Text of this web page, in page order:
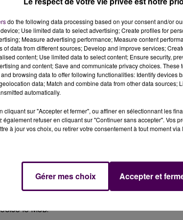
Mans Sarthe Basket. Âgé de 27 ans, cet
français lors de la saison 2016-2017.
les hommes d’Eric Bartecheky, en vue de
signant l’Américain Cameron Clark, un
auparavant sous les couleurs de Chalon-
: avec 18,58 points de moyenne, il a été élu
grave blessure. Une fracture du tibia l’a
à une batterie de tests médicaux au Pôle
suivra dans un premier temps un programme
Bertrand, et le staff technique avant d’être
le MSB.
do the following data processing based on your consent and/or
Use limited data to select advertising; Create profiles for
Measure advertising performance; Measure content
of data from different sources; Develop and improve services;
content; Use limited data to select content; Ensure security,
and content; Save and communicate privacy choices.
browsing data to offer following functionalities: Identify devices
data; Match and combine data from other data sources;
automatically.
cliquant sur "Accepter et fermer", ou affiner en sélectionnant les
également refuser en cliquant sur "Continuer sans accepter". Vos
à jour vos choix, ou retirer votre consentement à tout moment
Gérer mes choix Accepter et